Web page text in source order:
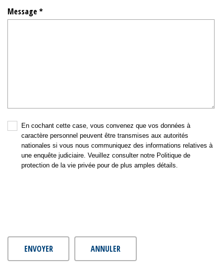
Message *
En cochant cette case, vous convenez que vos données à
caractère personnel peuvent être transmises aux autorités
nationales si vous nous communiquez des informations relatives à
une enquête judiciaire. Veuillez consulter notre Politique de
protection de la vie privée pour de plus amples détails.
ENVOYER ANNULER